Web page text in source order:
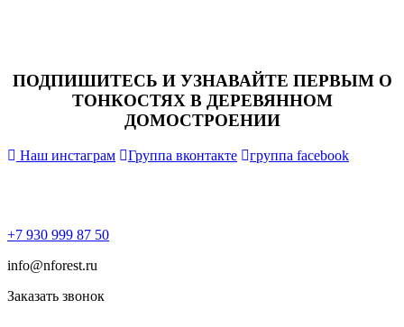
ПОДПИШИТЕСЬ И УЗНАВАЙТЕ ПЕРВЫМ О
ТОНКОСТЯХ В ДЕРЕВЯННОМ
ДОМОСТРОЕНИИ
Наш инстаграм Группа вконтакте группа facebook
+7 930 999 87 50
info@nforest.ru
Заказать звонок